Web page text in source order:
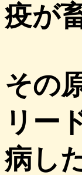
疫が
その
リー
病し